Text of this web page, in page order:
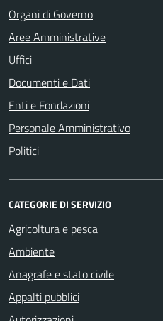
Organi di Governo
Aree Amministrative
Uffici
Documenti e Dati
Enti e Fondazioni
Personale Amministrativo
Politici
CATEGORIE DI SERVIZIO
Agricoltura e pesca
Ambiente
Anagrafe e stato civile
Appalti pubblici